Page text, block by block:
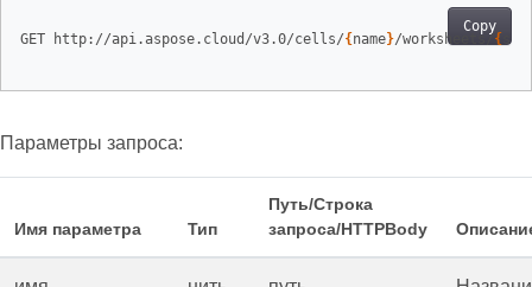
Copy
GET http://api.aspose.cloud/v3.0/cells/{ name}/worksheets/ {
Параметры запроса:
Имя параметра Тип
Путь/Строка
запроса/HTTPBody